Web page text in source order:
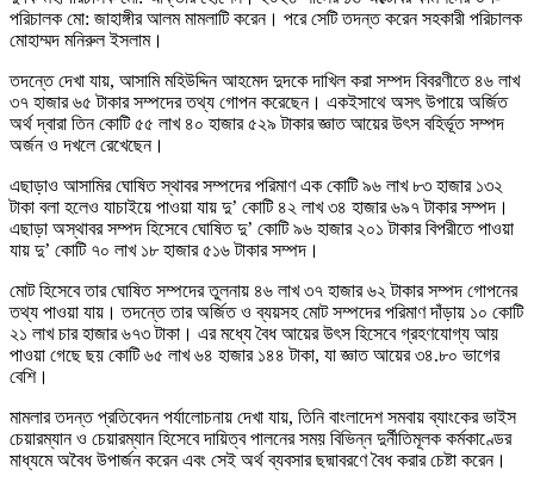
পরিচালক মো: জাহাঙ্গীর আলম মামলাটি করেন। পরে সেটি তদন্ত করেন সহকারী পরিচালক
মোহাম্মদ মনিরুল ইসলাম।
তদন্তে দেখা যায়, আসামি মহিউদ্দিন আহমেদ দুদকে দাখিল করা সম্পদ বিবরণীতে ৪৬ লাখ
৩৭ হাজার ৬৫ টাকার সম্পদের তথ্য গোপন করেছেন। একইসাথে অসৎ উপায়ে অর্জিত
অর্থ দ্বারা তিন কোটি ৫৫ লাখ ৪০ হাজার ৫২৯ টাকার জ্ঞাত আয়ের উৎস বহির্ভূত সম্পদ
অর্জন ও দখলে রেখেছেন।
এছাড়াও আসামির ঘোষিত স্থাবর সম্পদের পরিমাণ এক কোটি ৯৬ লাখ ৮৩ হাজার ১৩২
টাকা বলা হলেও যাচাইয়ে পাওয়া যায় দু’ কোটি ৪২ লাখ ৩৪ হাজার ৬৯৭ টাকার সম্পদ।
এছাড়া অস্থাবর সম্পদ হিসেবে ঘোষিত দু’ কোটি ৯৬ হাজার ২০১ টাকার বিপরীতে পাওয়া
যায় দু’ কোটি ৭০ লাখ ১৮ হাজার ৫১৬ টাকার সম্পদ।
মোট হিসেবে তার ঘোষিত সম্পদের তুলনায় ৪৬ লাখ ৩৭ হাজার ৬২ টাকার সম্পদ গোপনের
তথ্য পাওয়া যায়। তদন্তে তার অর্জিত ও ব্যয়সহ মোট সম্পদের পরিমাণ দাঁড়ায় ১০ কোটি
২১ লাখ চার হাজার ৬৭৩ টাকা। এর মধ্যে বৈধ আয়ের উৎস হিসেবে গ্রহণযোগ্য আয়
পাওয়া গেছে ছয় কোটি ৬৫ লাখ ৬৪ হাজার ১৪৪ টাকা, যা জ্ঞাত আয়ের ৩৪.৮০ ভাগের
বেশি।
মামলার তদন্ত প্রতিবেদন পর্যালোচনায় দেখা যায়, তিনি বাংলাদেশ সমবায় ব্যাংকের ভাইস
চেয়ারম্যান ও চেয়ারম্যান হিসেবে দায়িত্ব পালনের সময় বিভিন্ন দুর্নীতিমূলক কর্মকাণ্ডের
মাধ্যমে অবৈধ উপার্জন করেন এবং সেই অর্থ ব্যবসার ছদ্মাবরণে বৈধ করার চেষ্টা করেন।